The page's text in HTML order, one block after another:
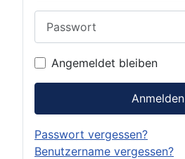
Angemeldet bleiben
Anmelden
Passwort vergessen?
Benutzername vergessen?